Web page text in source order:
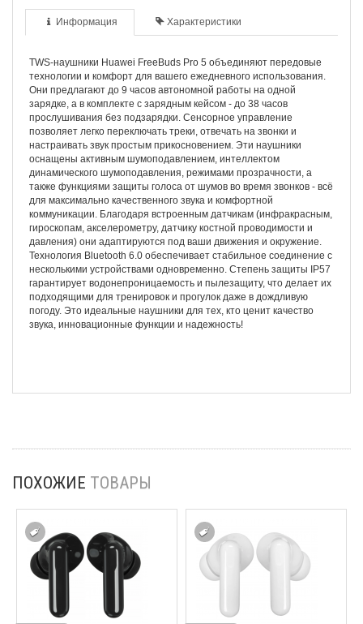
Информация Характеристики
TWS-наушники Huawei FreeBuds Pro 5 объединяют передовые
технологии и комфорт для вашего ежедневного использования.
Они предлагают до 9 часов автономной работы на одной
зарядке, а в комплекте с зарядным кейсом - до 38 часов
прослушивания без подзарядки. Сенсорное управление
позволяет легко переключать треки, отвечать на звонки и
настраивать звук простым прикосновением. Эти наушники
оснащены активным шумоподавлением, интеллектом
динамического шумоподавления, режимами прозрачности, а
также функциями защиты голоса от шумов во время звонков - всё
для максимально качественного звука и комфортной
коммуникации. Благодаря встроенным датчикам (инфракрасным,
гироскопам, акселерометру, датчику костной проводимости и
давления) они адаптируются под ваши движения и окружение.
Технология Bluetooth 6.0 обеспечивает стабильное соединение с
несколькими устройствами одновременно. Степень защиты IP57
гарантирует водонепроницаемость и пылезащиту, что делает их
подходящими для тренировок и прогулок даже в дождливую
погоду. Это идеальные наушники для тех, кто ценит качество
звука, инновационные функции и надежность!
ПОХОЖИЕ ТОВАРЫ